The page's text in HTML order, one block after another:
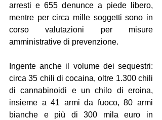
arresti e 655 denunce a piede libero,
mentre per circa mille soggetti sono in
corso valutazioni per misure
amministrative di prevenzione.
Ingente anche il volume dei sequestri:
circa 35 chili di cocaina, oltre 1.300 chili
di cannabinoidi e un chilo di eroina,
insieme a 41 armi da fuoco, 80 armi
bianche e più di 300 mila euro in